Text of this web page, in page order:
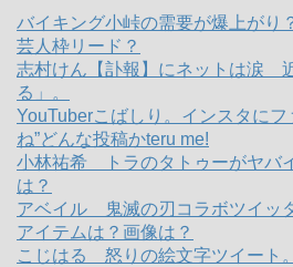
バイキング小峠の需要が爆上がり
芸人枠リード？
志村けん【訃報】にネットは涙
る」。
YouTuberこばしり。インスタにフ
ね”どんな投稿かteru me!
小林祐希 トラのタトゥーがヤバ
は？
アベイル 鬼滅の刃コラボツイッ
アイテムは？画像は？
こじはる 怒りの絵文字ツイート